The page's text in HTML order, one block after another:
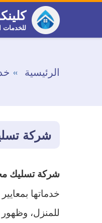
للخدمات
الرئيسية
شركة
شركة تسليك
خدماتها
للمنزل،